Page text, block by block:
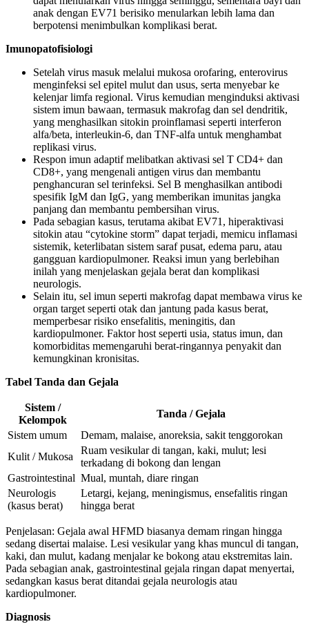
anak dengan EV71 berisiko menularkan lebih lama dan
berpotensi menimbulkan komplikasi berat.
Imunopatofisiologi
Setelah virus masuk melalui mukosa orofaring, enterovirus
menginfeksi sel epitel mulut dan usus, serta menyebar ke
kelenjar limfa regional. Virus kemudian menginduksi aktivasi
sistem imun bawaan, termasuk makrofag dan sel dendritik,
yang menghasilkan sitokin proinflamasi seperti interferon
alfa/beta, interleukin-6, dan TNF-alfa untuk menghambat
replikasi virus.
Respon imun adaptif melibatkan aktivasi sel T CD4+ dan
CD8+, yang mengenali antigen virus dan membantu
penghancuran sel terinfeksi. Sel B menghasilkan antibodi
spesifik IgM dan IgG, yang memberikan imunitas jangka
panjang dan membantu pembersihan virus.
Pada sebagian kasus, terutama akibat EV71, hiperaktivasi
sitokin atau “cytokine storm” dapat terjadi, memicu inflamasi
sistemik, keterlibatan sistem saraf pusat, edema paru, atau
gangguan kardiopulmoner. Reaksi imun yang berlebihan
inilah yang menjelaskan gejala berat dan komplikasi
neurologis.
Selain itu, sel imun seperti makrofag dapat membawa virus ke
organ target seperti otak dan jantung pada kasus berat,
memperbesar risiko ensefalitis, meningitis, dan
kardiopulmoner. Faktor host seperti usia, status imun, dan
komorbiditas memengaruhi berat-ringannya penyakit dan
kemungkinan kronisitas.
Tabel Tanda dan Gejala
Sistem /
Kelompok
Tanda / Gejala
Sistem umum
Demam, malaise, anoreksia, sakit tenggorokan
Kulit / Mukosa
Ruam vesikular di tangan, kaki, mulut; lesi
terkadang di bokong dan lengan
Gastrointestinal Mual, muntah, diare ringan
Neurologis
(kasus berat)
Letargi, kejang, meningismus, ensefalitis ringan
hingga berat
Penjelasan: Gejala awal HFMD biasanya demam ringan hingga
sedang disertai malaise. Lesi vesikular yang khas muncul di tangan,
kaki, dan mulut, kadang menjalar ke bokong atau ekstremitas lain.
Pada sebagian anak, gastrointestinal gejala ringan dapat menyertai,
sedangkan kasus berat ditandai gejala neurologis atau
kardiopulmoner.
Diagnosis